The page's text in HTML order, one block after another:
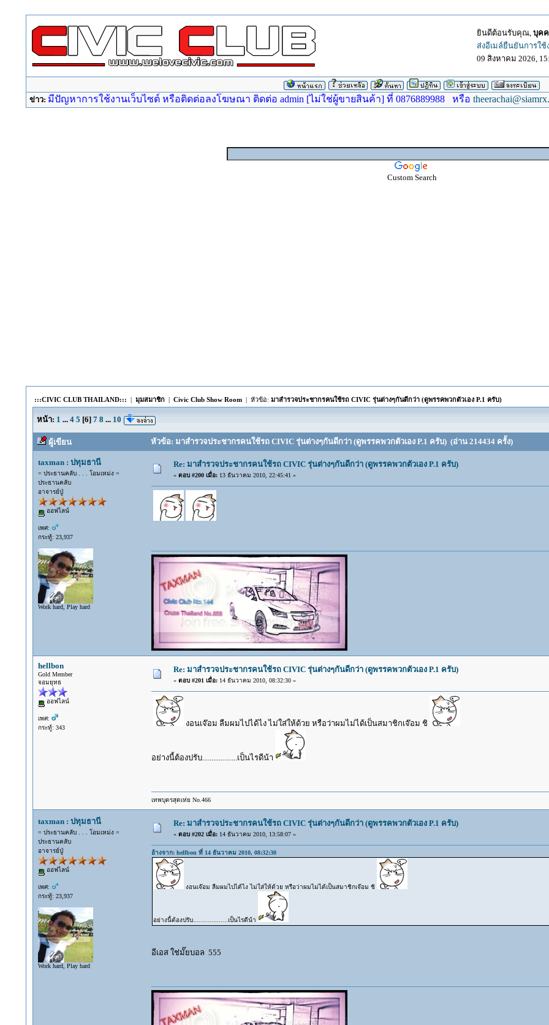
ยินดีต้อนรับคุณ, บุค
ส่งอีเมล์ยืนยันการใช้
09 สิงหาคม 2026,
ข่าว: มีปัญหาการใช้งานเว็บไซต์ หรือติดต่อลงโฆษณา ติดต่อ admin [ไม่ใช่ผู้ขายสินค้า] ที่ 0876889988 หรือ
Custom Search
:::CIVIC CLUB THAILAND::: | มุมสมาชิก| Civic Club Show Room| หัวข้อ: มาสำรวจประชากรคนใช้รถ CIVIC รุ่นต่างๆกันดีกว่า (ดูพรรคพวกตัวเอง P.1 ครับ)
หน้า: 1 ... 4 5 [6] 7 8 ... 10
ผู้เขียน หัวข้อ: มาสำรวจประชากรคนใช้รถ CIVIC รุ่นต่างๆกันดีกว่า (ดูพรรคพวกตัวเอง P.1 ครับ) (อ่าน 214434 ครั้ง)
taxman : ปทุมธานี
= ประธานคลับ . . . โอมเหม่ง =
ประธานคลับ
อาจารย์ปู่
ออฟไลน์
เพศ:
กระทู้: 23,937
Work hard, Play hard
Re: มาสำรวจประชากรคนใช้รถ CIVIC รุ่นต่างๆกันดีกว่า (ดูพรรคพวกตัวเอง P.1 ครับ)
« ตอบ #200 เมื่อ:13 ธันวาคม 2010, 22:45:41 »
hellbon
Gold Member
จอมยุทธ
ออฟไลน์
เพศ:
กระทู้: 343
Re: มาสำรวจประชากรคนใช้รถ CIVIC รุ่นต่างๆกันดีกว่า (ดูพรรคพวกตัวเอง P.1 ครับ)
« ตอบ #201 เมื่อ:14 ธันวาคม 2010, 08:32:30 »
งอนเจ๊อม ลืมผมไปได้ไง ไม่ใส่ให้ด้วย หรือว่าผมไม่ได้เป็นสมาชิกเจ๊อม ชิ
อย่างนี้ต้องปรับ...................เป็นไรดีน้า
เทพบุตรสุดเห่ย No.466
taxman : ปทุมธานี
= ประธานคลับ . . . โอมเหม่ง =
ประธานคลับ
อาจารย์ปู่
ออฟไลน์
เพศ:
กระทู้: 23,937
Work hard, Play hard
Re: มาสำรวจประชากรคนใช้รถ CIVIC รุ่นต่างๆกันดีกว่า (ดูพรรคพวกตัวเอง P.1 ครับ)
« ตอบ #202 เมื่อ:14 ธันวาคม 2010, 13:58:07 »
อ้างจาก: hellbon ที่ 14 ธันวาคม 2010, 08:32:30
งอนเจ๊อม ลืมผมไปได้ไง ไม่ใส่ให้ด้วย หรือว่าผมไม่ได้เป็นสมาชิกเจ๊อม ชิ
อย่างนี้ต้องปรับ...................เป็นไรดีน้า
อีเอส ใช่มั๊ยบอล 555